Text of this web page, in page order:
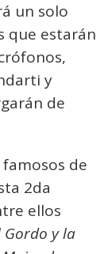
un solo
que estarán
y
de
de
2da
ellos
Gordo y la